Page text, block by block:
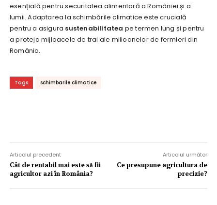
esențială pentru securitatea alimentară a României și a
lumii. Adaptarea la schimbările climatice este crucială
pentru a asigura sustenabilitatea pe termen lung și pentru
a proteja mijloacele de trai ale milioanelor de fermieri din
România.
Tags schimbarile climatice
Articolul precedent
Cât de rentabil mai este să fii
agricultor azi în România?
Articolul următor
Ce presupune agricultura de
precizie?